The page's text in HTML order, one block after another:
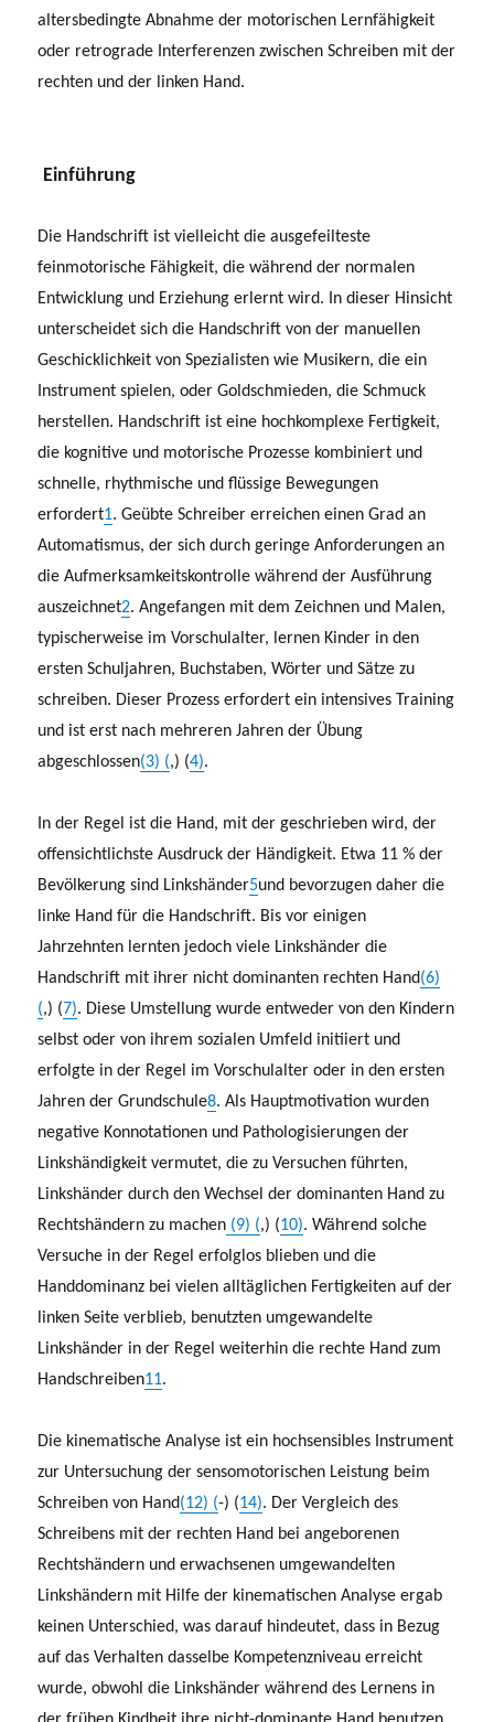
altersbedingte Abnahme der motorischen Lernfähigkeit
oder retrograde Interferenzen zwischen Schreiben mit der
rechten und der linken Hand.
Einführung
Die Handschrift ist vielleicht die ausgefeilteste
feinmotorische Fähigkeit, die während der normalen
Entwicklung und Erziehung erlernt wird. In dieser Hinsicht
unterscheidet sich die Handschrift von der manuellen
Geschicklichkeit von Spezialisten wie Musikern, die ein
Instrument spielen, oder Goldschmieden, die Schmuck
herstellen. Handschrift ist eine hochkomplexe Fertigkeit,
die kognitive und motorische Prozesse kombiniert und
schnelle, rhythmische und flüssige Bewegungen
erfordert1. Geübte Schreiber erreichen einen Grad an
Automatismus, der sich durch geringe Anforderungen an
die Aufmerksamkeitskontrolle während der Ausführung
auszeichnet2. Angefangen mit dem Zeichnen und Malen,
typischerweise im Vorschulalter, lernen Kinder in den
ersten Schuljahren, Buchstaben, Wörter und Sätze zu
schreiben. Dieser Prozess erfordert ein intensives Training
und ist erst nach mehreren Jahren der Übung
abgeschlossen(3) (,) (4).
In der Regel ist die Hand, mit der geschrieben wird, der
offensichtlichste Ausdruck der Händigkeit. Etwa 11 % der
Bevölkerung sind Linkshänder5und bevorzugen daher die
linke Hand für die Handschrift. Bis vor einigen
Jahrzehnten lernten jedoch viele Linkshänder die
Handschrift mit ihrer nicht dominanten rechten Hand(6)
(,) (7). Diese Umstellung wurde entweder von den Kindern
selbst oder von ihrem sozialen Umfeld initiiert und
erfolgte in der Regel im Vorschulalter oder in den ersten
Jahren der Grundschule8. Als Hauptmotivation wurden
negative Konnotationen und Pathologisierungen der
Linkshändigkeit vermutet, die zu Versuchen führten,
Linkshänder durch den Wechsel der dominanten Hand zu
Rechtshändern zu machen (9) (,) (10). Während solche
Versuche in der Regel erfolglos blieben und die
Handdominanz bei vielen alltäglichen Fertigkeiten auf der
linken Seite verblieb, benutzten umgewandelte
Linkshänder in der Regel weiterhin die rechte Hand zum
Handschreiben11.
Die kinematische Analyse ist ein hochsensibles Instrument
zur Untersuchung der sensomotorischen Leistung beim
Schreiben von Hand(12) (-) (14). Der Vergleich des
Schreibens mit der rechten Hand bei angeborenen
Rechtshändern und erwachsenen umgewandelten
Linkshändern mit Hilfe der kinematischen Analyse ergab
keinen Unterschied, was darauf hindeutet, dass in Bezug
auf das Verhalten dasselbe Kompetenzniveau erreicht
wurde, obwohl die Linkshänder während des Lernens in